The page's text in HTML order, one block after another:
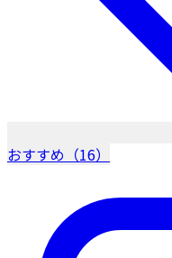
おすすめ（16）